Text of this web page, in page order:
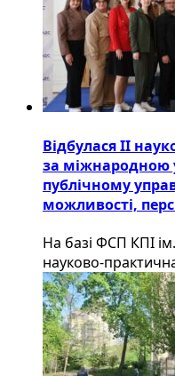
Відбулася ІІ
за міжнародною
публічному
можливості,
На базі ФСП КПІ ім.
науково-